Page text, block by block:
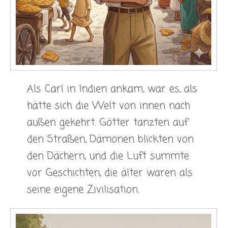
Als Carl in Indien ankam, war es, als
hätte sich die Welt von innen nach
außen gekehrt. Götter tanzten auf
den Straßen, Dämonen blickten von
den Dächern, und die Luft summte
vor Geschichten, die älter waren als
seine eigene Zivilisation.